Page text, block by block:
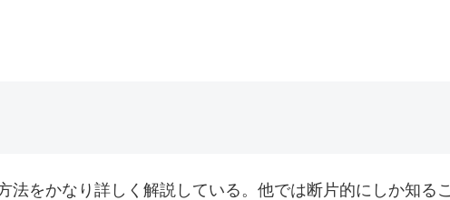
法をかなり詳しく解説している。他では断片的にしか知るこ